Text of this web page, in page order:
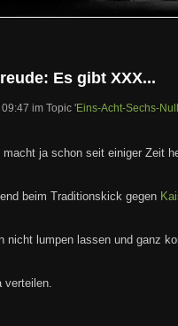
Es gibt XXX...
im Topic 'Eins-Acht-Sechs-
macht ja schon seit einiger Zeit
beim Traditionskick gegen
nicht lumpen lassen und ganz
verteilen.